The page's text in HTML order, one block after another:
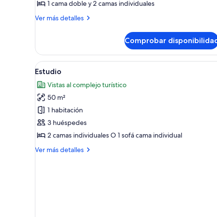
1 cama doble y 2 camas individuales
Ver más detalles
Más
2
habitaciones
Comprobar
Abrir
todas
las
fotos
de
Estudio
Habitación de hotel con dos
6
Estudio
Vistas al complejo turístico
50 m²
1 habitación
3 huéspedes
2 camas individuales O 1 sofá cama individual
Ver más detalles
Más